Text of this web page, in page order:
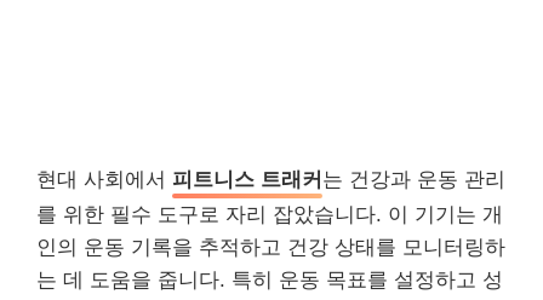
현대 사회에서 피트니스 트래커 는 건강과 운동 관리
를 위한 필수 도구로 자리 잡았습니다. 이 기기는 개
인의 운동 기록을 추적하고 건강 상태를 모니터링하
는 데 도움을 줍니다. 특히 운동 목표를 설정하고 성